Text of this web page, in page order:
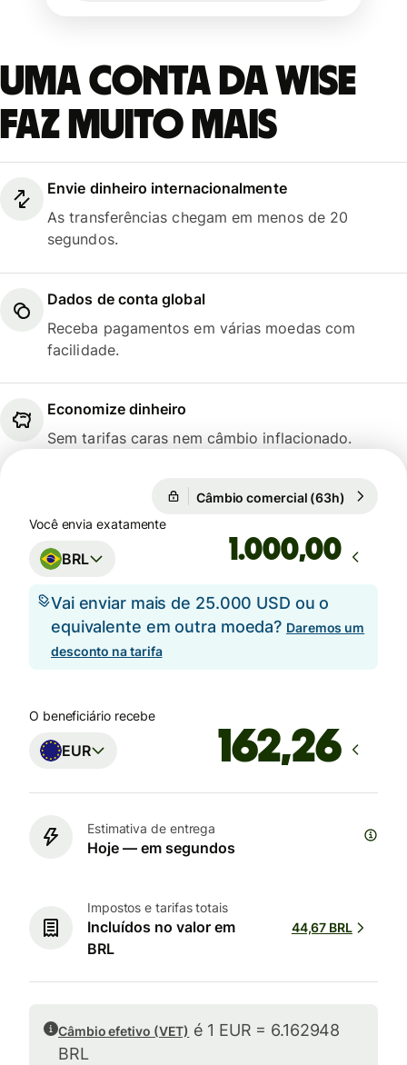
Uma conta da Wise
faz muito mais
Envie dinheiro internacionalmente
As transferências chegam em menos de 20
segundos.
Dados de conta global
Receba pagamentos em várias moedas com
facilidade.
Economize dinheiro
Sem tarifas caras nem câmbio inflacionado.
Câmbio comercial (63h)
Você envia exatamente
BRL ,00
Vai enviar mais de 25.000 USD ou o
equivalente em outra moeda? Daremos um
desconto na tarifa
O beneficiário recebe
EUR
Estimativa de entrega
Hoje — em segundos
Impostos e tarifas totais
Incluídos no valor em
BRL
44,67 BRL
Câmbio efetivo (VET) é 1 EUR = 6.162948
BRL